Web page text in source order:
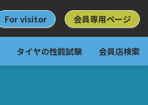
タイヤの性能試験 会員店検索
For visitor 会員専用ページ